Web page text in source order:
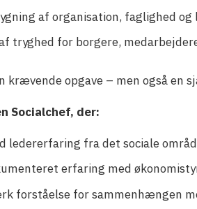
af organisation, faglighed
tryghed for borgere,
krævende opgave – men også
Socialchef, der:
ledererfaring fra det sociale
erfaring med
forståelse for sammenhængen